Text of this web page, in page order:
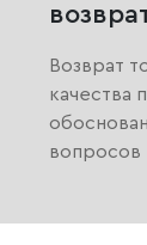
Возврат
качества
вопросов